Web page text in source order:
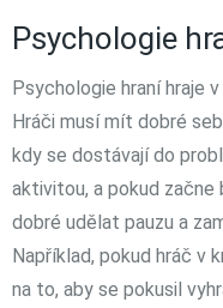
Psychologie
Psychologie hraní hraje
Hráči musí mít dobré
kdy se dostávají do
aktivitou, a pokud
dobré udělat pauzu a
Například, pokud hráč v
na to, aby se pokusil